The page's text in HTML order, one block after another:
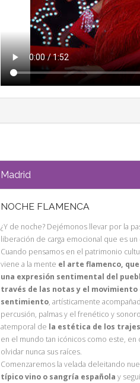
Madrid
NOCHE FLAMENCA
¿Y de noche? Dejémonos llevar por la
liberación de carga emocional que es
Cuando pensamos en el patrimonio
viene a la mente el arte flamenco,
una expresión sentimental del
través de las notas y el movimiento
sentimiento, artísticamente
percusión, palmas y el frenético y
atemporal de la estética de los
en el mundo tan icónicos como este,
olvidar nunca sus raíces.
Comenzaremos la velada deleitando
típico vino o sangría española y